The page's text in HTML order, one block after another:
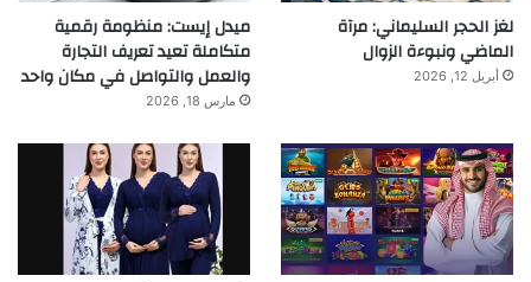
لغز الحجر السليماني: مرآة
الماضي ونبوءة الزوال
أبريل 12, 2026
ميدل إيست: منظومة رقمية
متكاملة تعيد تعريف التجارة
والعمل والتواصل في مكان واحد
مارس 18, 2026